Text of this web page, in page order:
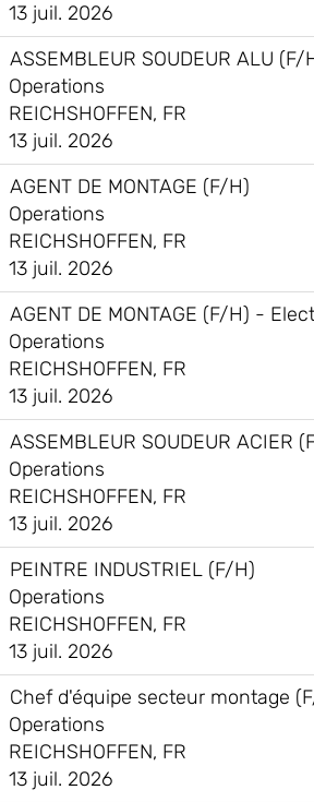
13 juil. 2026
ASSEMBLEUR SOUDEUR ALU (F/
Operations
REICHSHOFFEN, FR
13 juil. 2026
AGENT DE MONTAGE (F/H)
Operations
REICHSHOFFEN, FR
13 juil. 2026
AGENT DE MONTAGE (F/H) -
Operations
REICHSHOFFEN, FR
13 juil. 2026
ASSEMBLEUR SOUDEUR ACIER
Operations
REICHSHOFFEN, FR
13 juil. 2026
PEINTRE INDUSTRIEL (F/H)
Operations
REICHSHOFFEN, FR
13 juil. 2026
Chef d'équipe secteur montage
Operations
REICHSHOFFEN, FR
13 juil. 2026